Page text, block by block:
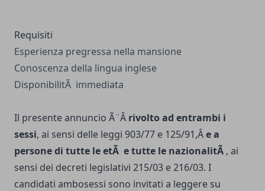
Requisiti
Esperienza pregressa nella mansione
Conoscenza della lingua inglese
DisponibilitÃ immediata
Il presente annuncio Ã¨Â rivolto ad entrambi i
sessi, ai sensi delle leggi 903/77 e 125/91,Âe a
persone di tutte le etÃ e tutte le nazionalitÃ , ai
sensi dei decreti legislativi 215/03 e 216/03. I
candidati ambosessi sono invitati a leggere su